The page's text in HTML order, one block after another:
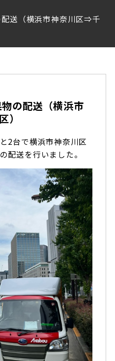
送（横浜市神奈川区⇒千
の配送（横浜市
）
2台で横浜市神奈川区
配送を行いました。